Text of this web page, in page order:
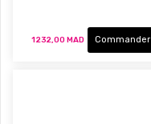
1 232,00 MAD Commander